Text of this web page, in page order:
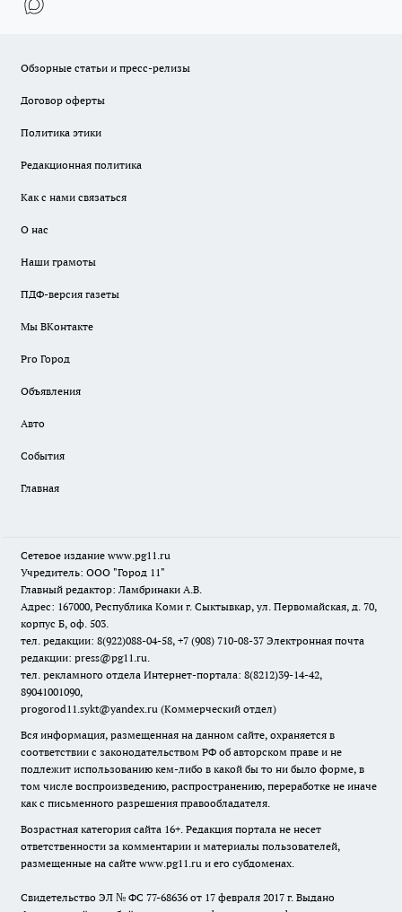
Обзорные статьи и пресс-релизы
Договор оферты
Политика этики
Редакционная политика
Как с нами связаться
О нас
Наши грамоты
ПДФ-версия газеты
Мы ВКонтакте
Pro Город
Объявления
Авто
События
Главная
Сетевое издание www.pg11.ru
Учредитель: ООО "Город 11"
Главный редактор: Ламбринаки А.В.
Адрес: 167000, Республика Коми г. Сыктывкар, ул. Первомайская, д. 70,
корпус Б, оф. 503.
тел. редакции: 8(922)088-04-58, +7 (908) 710-08-37 Электронная почта
редакции: press@pg11.ru.
тел. рекламного отдела Интернет-портала: 8(8212)39-14-42,
89041001090,
progorod11.sykt@yandex.ru (Коммерческий отдел)
Вся информация, размещенная на данном сайте, охраняется в
соответствии с законодательством РФ об авторском праве и не
подлежит использованию кем-либо в какой бы то ни было форме, в
том числе воспроизведению, распространению, переработке не иначе
как с письменного разрешения правообладателя.
Возрастная категория сайта 16+. Редакция портала не несет
ответственности за комментарии и материалы пользователей,
размещенные на сайте www.pg11.ru и его субдоменах.
Свидетельство ЭЛ № ФС 77-68636 от 17 февраля 2017 г. Выдано